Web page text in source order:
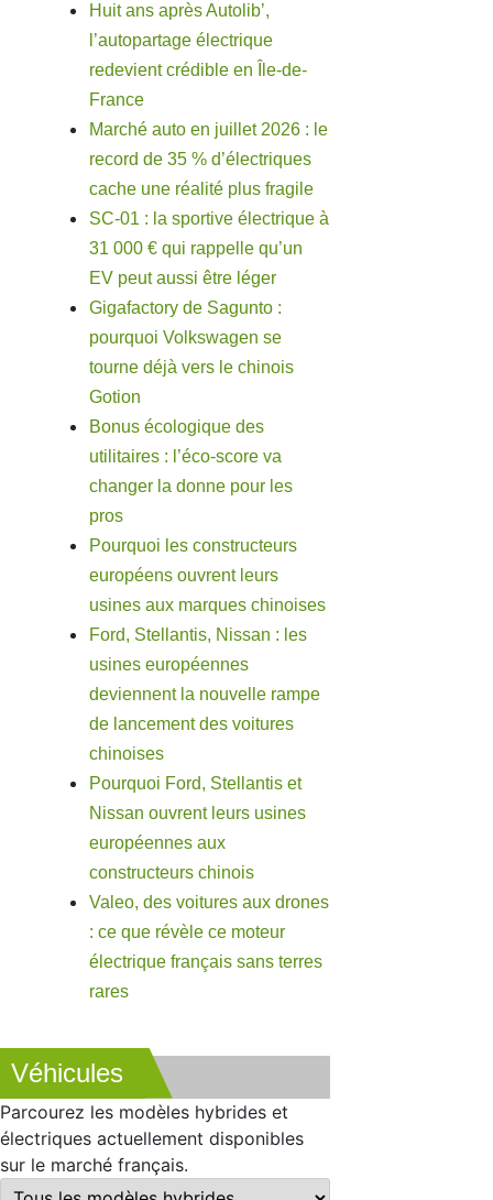
Huit ans après Autolib’,
l’autopartage électrique
redevient crédible en Île-de-
France
Marché auto en juillet 2026 : le
record de 35 % d’électriques
cache une réalité plus fragile
SC-01 : la sportive électrique à
31 000 € qui rappelle qu’un
EV peut aussi être léger
Gigafactory de Sagunto :
pourquoi Volkswagen se
tourne déjà vers le chinois
Gotion
Bonus écologique des
utilitaires : l’éco-score va
changer la donne pour les
pros
Pourquoi les constructeurs
européens ouvrent leurs
usines aux marques chinoises
Ford, Stellantis, Nissan : les
usines européennes
deviennent la nouvelle rampe
de lancement des voitures
chinoises
Pourquoi Ford, Stellantis et
Nissan ouvrent leurs usines
européennes aux
constructeurs chinois
Valeo, des voitures aux drones
: ce que révèle ce moteur
électrique français sans terres
rares
Véhicules
Parcourez les modèles hybrides et
électriques actuellement disponibles
sur le marché français.